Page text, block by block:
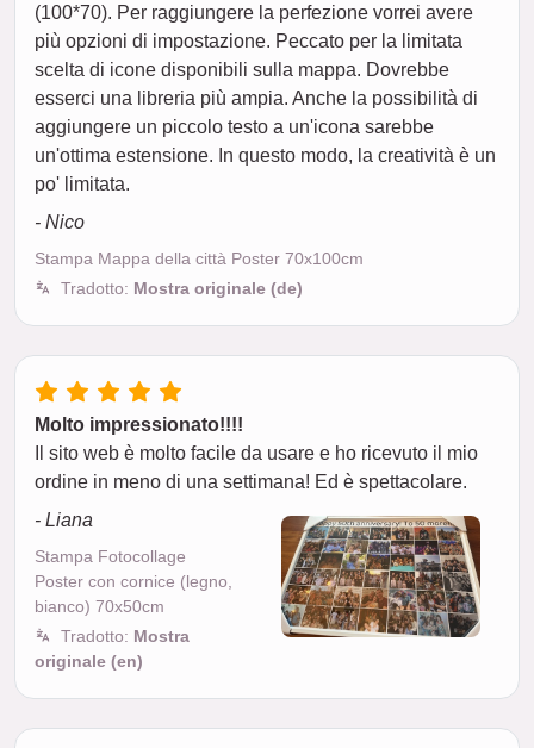
(100*70). Per raggiungere la perfezione vorrei avere
più opzioni di impostazione. Peccato per la limitata
scelta di icone disponibili sulla mappa. Dovrebbe
esserci una libreria più ampia. Anche la possibilità di
aggiungere un piccolo testo a un'icona sarebbe
un'ottima estensione. In questo modo, la creatività è un
po' limitata.
- Nico
Stampa Mappa della città Poster 70x100cm
Tradotto: Mostra originale (de)
Molto impressionato!!!!
Il sito web è molto facile da usare e ho ricevuto il mio
ordine in meno di una settimana! Ed è spettacolare.
- Liana
Stampa Fotocollage
Poster con cornice (legno,
bianco) 70x50cm
Tradotto: Mostra
originale (en)